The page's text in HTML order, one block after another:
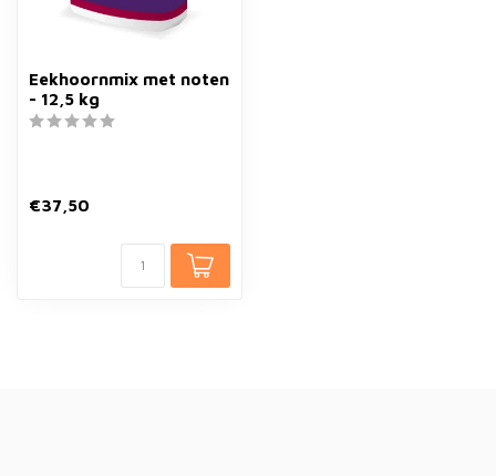
Eekhoornmix met noten
- 12,5 kg
€37,50